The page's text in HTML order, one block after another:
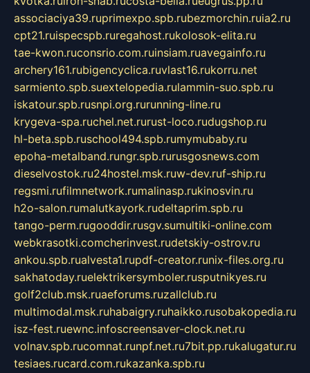
associaciya39.ruprimexpo.spb.rubezmorchin.ruia2.ru
cpt21.ruispecspb.ruregahost.rukolosok-elita.ru
tae-kwon.ruconsrio.com.ruinsiam.ruavegainfo.ru
archery161.rubigencyclica.ruvlast16.rukorru.net
sarmiento.spb.suextelopedia.rulammin-suo.spb.ru
iskatour.spb.rusnpi.org.rurunning-line.ru
krygeva-spa.ruchel.net.rurust-loco.rudugshop.ru
hl-beta.spb.ruschool494.spb.rumymubaby.ru
epoha-metalband.rungr.spb.rurusgosnews.com
dieselvostok.ru24hostel.msk.ruw-dev.ruf-ship.ru
regsmi.rufilmnetwork.rumalinasp.rukinosvin.ru
h2o-salon.rumalutkayork.rudeltaprim.spb.ru
tango-perm.rugooddir.rusgv.sumultiki-online.com
webkrasotki.comcherinvest.rudetskiy-ostrov.ru
ankou.spb.rualvesta1.rupdf-creator.runix-files.org.ru
sakhatoday.ruelektrikersymboler.rusputnikyes.ru
golf2club.msk.ruaeforums.ruzallclub.ru
multimodal.msk.ruhabaigry.ruhaikko.rusobakopedia.ru
isz-fest.ruewnc.infoscreensaver-clock.net.ru
volnav.spb.rucomnat.runpf.net.ru7bit.pp.rukalugatur.ru
tesiaes.rucard.com.rukazanka.spb.ru